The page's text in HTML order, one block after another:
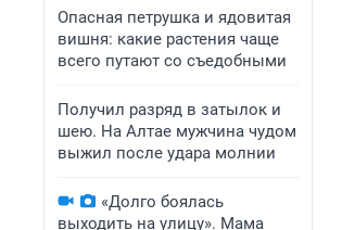
Опасная петрушка и ядовитая
вишня: какие растения чаще
всего путают со съедобными
Получил разряд в затылок и
шею. На Алтае мужчина чудом
выжил после удара молнии
«Долго боялась
выходить на улицу». Мама